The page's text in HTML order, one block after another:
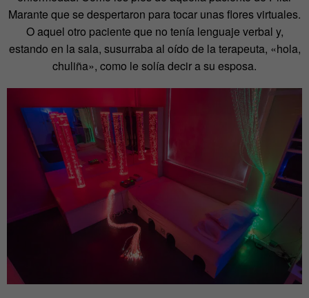
Marante que se despertaron para tocar unas flores virtuales.
O aquel otro paciente que no tenía lenguaje verbal y,
estando en la sala, susurraba al oído de la terapeuta, «hola,
chuliña», como le solía decir a su esposa.